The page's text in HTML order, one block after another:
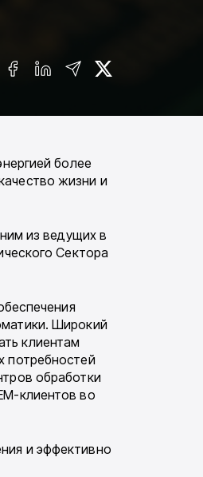
более
жизни и
из ведущих в
Сектора
Широкий
клиентам
потребностей
обработки
клиентов во
и эффективно